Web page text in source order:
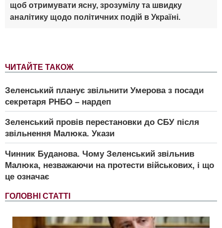
ЧИТАЙТЕ ТАКОЖ
Зеленський планує звільнити Умерова з посади
секретаря РНБО – нардеп
Зеленський провів перестановки до СБУ після
звільнення Малюка. Укази
Чинник Буданова. Чому Зеленський звільнив
Малюка, незважаючи на протести військових, і що
це означає
щоб отримувати ясну, зрозумілу та швидку
аналітику щодо політичних подій в Україні.
ГОЛОВНІ СТАТТІ